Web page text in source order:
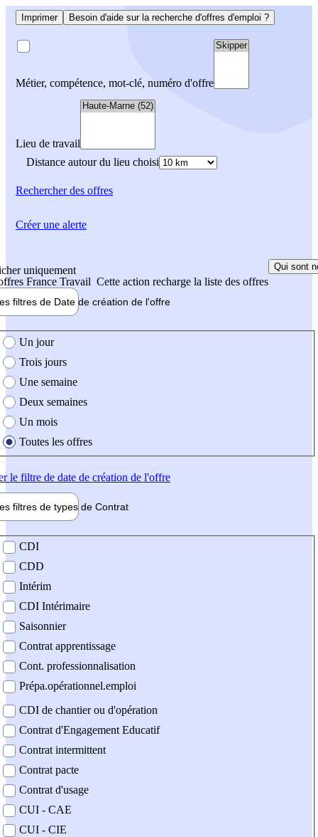
Imprimer Besoin d'aide sur la recherche d'offres d'emploi ?
Métier, compétence, mot-clé, numéro d'offre
Lieu de travail
Distance autour du lieu choisi
Rechercherdes offres
uniquement
France Travail Cette action recharge la liste des offres
Qui sont
filtres de Date de création de l'offre
création de l'offre
Un jour
Trois jours
Une semaine
Deux semaines
Un mois
Toutes les offres
le filtre de date de création de l'offre
filtres de types de Contrat
contrat
CDI
CDD
Intérim
CDI Intérimaire
Saisonnier
Contrat apprentissage
Cont. professionnalisation
Prépa.opérationnel.emploi
CDI de chantier ou d'opération
Contrat d'Engagement Educatif
Contrat intermittent
Contrat pacte
Contrat d'usage
CUI - CAE
CUI - CIE
Créer une alerte